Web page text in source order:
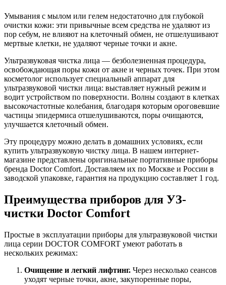
Умывания с мылом или гелем недостаточно для глубокой
очистки кожи: эти привычные всем средства не удаляют из
пор себум, не влияют на клеточный обмен, не отшелушивают
мертвые клетки, не удаляют черные точки и акне.
Ультразвуковая чистка лица — безболезненная процедура,
освобождающая поры кожи от акне и черных точек. При этом
косметолог использует специальный аппарат для
ультразвуковой чистки лица: выставляет нужный режим и
водит устройством по поверхности. Волны создают в клетках
высокочастотные колебания, благодаря которым ороговевшие
частицы эпидермиса отшелушиваются, поры очищаются,
улучшается клеточный обмен.
Эту процедуру можно делать в домашних условиях, если
купить ультразвуковую чистку лица. В нашем интернет-
магазине представлены оригинальные портативные приборы
бренда Doctor Comfort. Доставляем их по Москве и России в
заводской упаковке, гарантия на продукцию составляет 1 год.
Преимущества приборов для УЗ-
чистки Doctor Comfort
Простые в эксплуатации приборы для ультразвуковой чистки
лица серии DOCTOR COMFORT умеют работать в
нескольких режимах:
Очищение и легкий лифтинг. Через несколько сеансов
уходят черные точки, акне, закупоренные поры,